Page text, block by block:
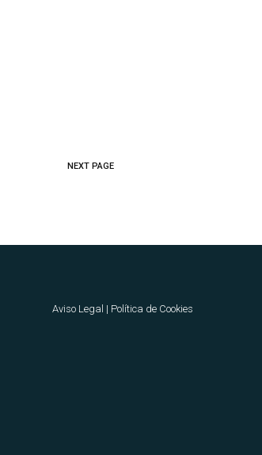
NEXT PAGE
Aviso Legal | Política de Cookies